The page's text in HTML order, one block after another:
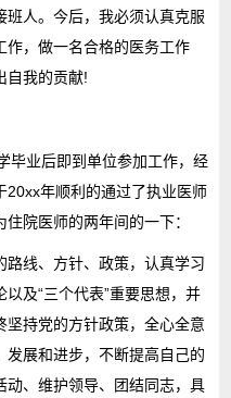
班人。今后，我必须认真克服
作，做一名合格的医务工作
自我的贡献!
毕业后即到单位参加工作，经
20xx年顺利的通过了执业医师
院医师的两年间的一下：
线、方针、政策，认真学习
及“三个代表”重要思想，并
持党的方针政策，全心全意
发展和进步，不断提高自己的
动、维护领导、团结同志，具